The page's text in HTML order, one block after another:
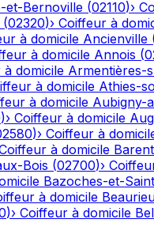
et-Bernoville (02110)›
(02320)› Coiffeur à
à domicile Ancienville
à domicile Annois (
domicile Armentières-
à domicile Athies-
à domicile Aubigny-
)› Coiffeur à domicile
)› Coiffeur à
à domicile
Bois (02700)›
Bazoches-et-
à domicile
)› Coiffeur à domicile